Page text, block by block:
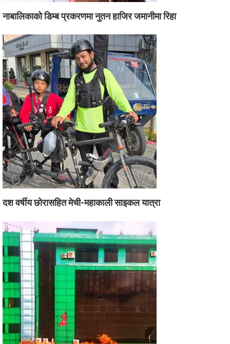
नाबालिकाको डिम्ब प्रकरणमा नुतन हाजिर जमानीमा रिहा
दश वर्षीय छोरासहित मेची-महाकाली साइकल यात्रा